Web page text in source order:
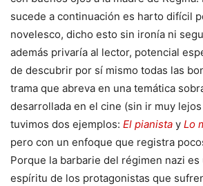
sucede a continuación es harto difícil
novelesco, dicho esto sin ironía ni
además privaría al lector, potencial
de descubrir por sí mismo todas las
trama que abreva en una temática
desarrollada en el cine (sin ir muy
tuvimos dos ejemplos: El pianista y Lo
pero con un enfoque que registra
Porque la barbarie del régimen nazi es
espíritu de los protagonistas que